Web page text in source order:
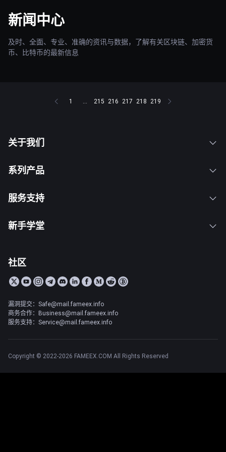
新闻中心
及时、全面、专业、准确的资讯与数据，了解有关区块链、加密货
币、比特币的最新信息
1 ... 215 216 217 218 219
关于我们
系列产品
服务支持
新手学堂
社区
漏洞提交：Safe@mail.fameex.info
商务合作：Business@mail.fameex.info
服务支持：Service@mail.fameex.info
Copyright © 2022-2026 FAMEEX.COM All Rights Reserved